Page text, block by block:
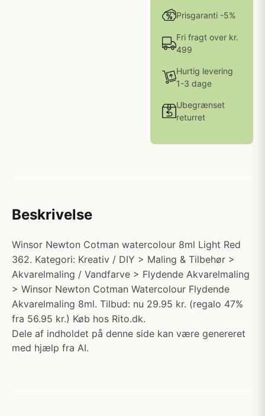
Prisgaranti -5%
Fri fragt over kr.
499
Hurtig levering
1-3 dage
Ubegrænset
returret
Beskrivelse
Winsor Newton Cotman watercolour 8ml Light Red
362. Kategori: Kreativ / DIY > Maling & Tilbehør >
Akvarelmaling / Vandfarve > Flydende Akvarelmaling
> Winsor Newton Cotman Watercolour Flydende
Akvarelmaling 8ml. Tilbud: nu 29.95 kr. (regalo 47%
fra 56.95 kr.) Køb hos Rito.dk.
Dele af indholdet på denne side kan være genereret
med hjælp fra AI.